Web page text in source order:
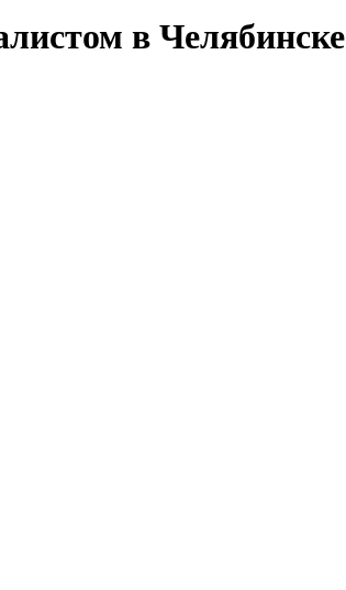
в Челябинске